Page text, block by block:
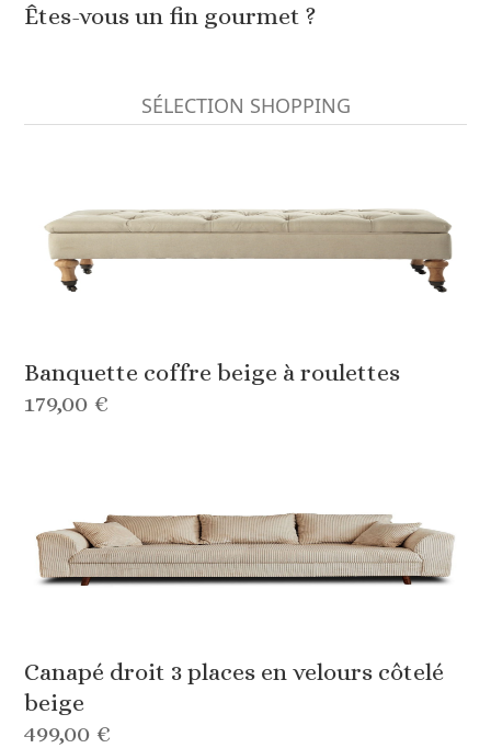
Êtes-vous un fin gourmet ?
SÉLECTION SHOPPING
Banquette coffre beige à roulettes
179,00 €
Canapé droit 3 places en velours côtelé
beige
499,00 €